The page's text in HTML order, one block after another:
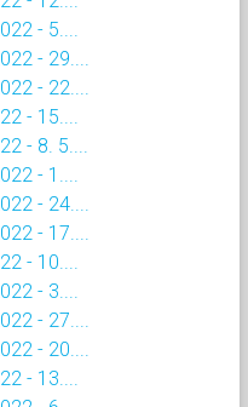
- 5....
- 29....
- 22....
- 15....
- 8. 5....
- 1....
- 24....
- 17....
- 10....
- 3....
- 27....
- 20....
- 13....